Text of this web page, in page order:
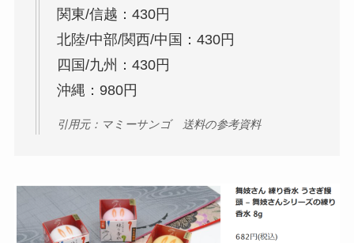
関東/信越：430円
北陸/中部/関西/中国：430円
四国/九州：430円
沖縄：980円
引用元：マミーサンゴ 送料の参考資料